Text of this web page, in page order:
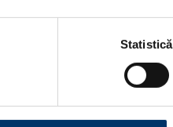
Statistică